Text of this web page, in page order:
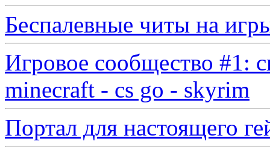
Беспалевные читы на
Игровое сообщество #1:
minecraft - cs go - skyrim
Портал для настоящего